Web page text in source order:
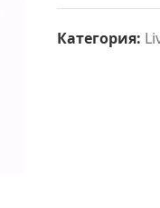
Категория: